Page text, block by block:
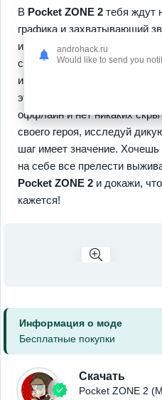
В Pocket ZONE 2 тебя ждут
графика и захватывающий
игры ещё более
свои собственные укрытия,
игроками и решай, кому
этого? Да, и ты абсолютно
оффлайн и нет никаких
своего героя, исследуй
шаг имеет значение.
на себе все прелести
Pocket ZONE 2 и докажи,
кажется!
Информация о моде
Бесплатные покупки
Скачать
Pocket ZONE 2
androhack.ru
Would like to send you